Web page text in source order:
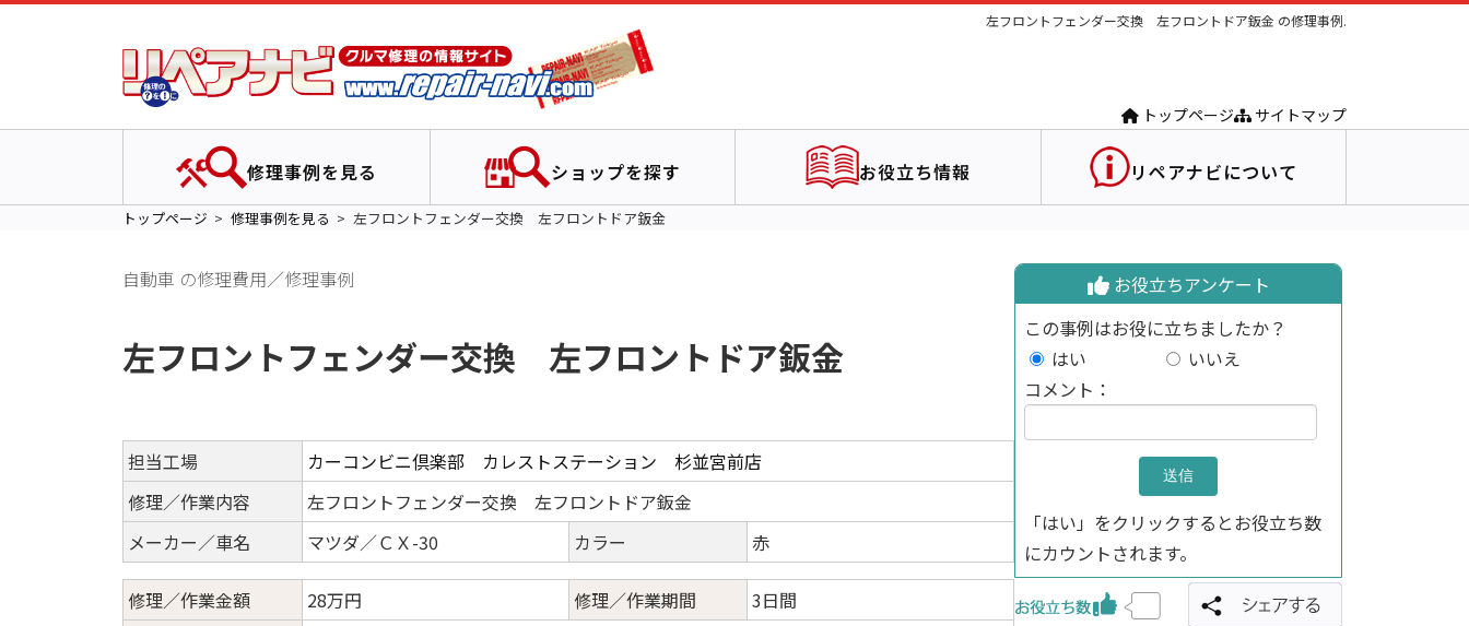
左フロントフェンダー交換 左フロントドア鈑金 の修理事例.
トップページ サイトマップ
修理事例を見る ショップを探す お役立ち情報 リペアナビについて
トップページ 修理事例を見る 左フロントフェンダー交換 左フロントドア鈑金
自動車 の修理費用／修理事例
左フロントフェンダー交換 左フロントドア鈑金
担当工場
カーコンビニ倶楽部 カレストステーション 杉並宮前店
修理／作業内容
左フロントフェンダー交換 左フロントドア鈑金
メーカー／車名
マツダ／ＣＸ-30 カラー 赤
修理／作業金額 28万円 修理／作業期間
3日間
お役立ちアンケート
この事例はお役に立ちましたか？
はい
いいえ
コメント：
「はい」をクリックするとお役立ち数
にカウントされます。